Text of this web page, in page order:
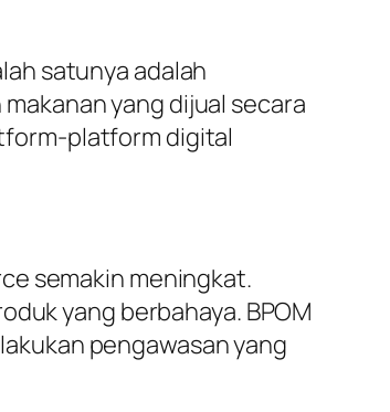
satunya adalah
yang dijual secara
platform digital
semakin meningkat.
yang berbahaya. BPOM
pengawasan yang